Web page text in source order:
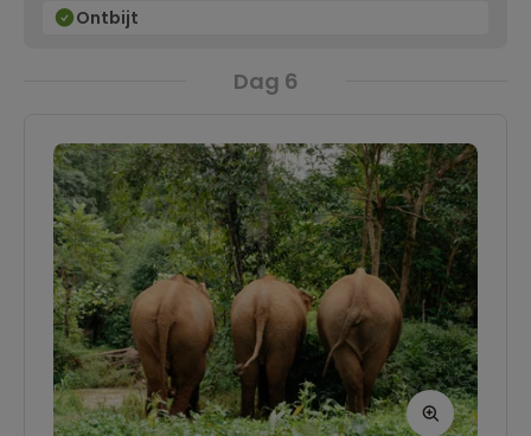
Senmonorom. In de namiddag kun je dit dorp
van de bergstammen. Sla hier ook zeker niet de
Ontbijt
Dag 6